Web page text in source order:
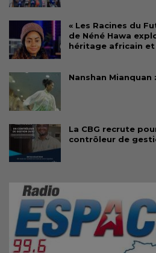
« Les Racines du
de Néné Hawa
héritage africain
Nanshan
La CBG recrute
contrôleur de